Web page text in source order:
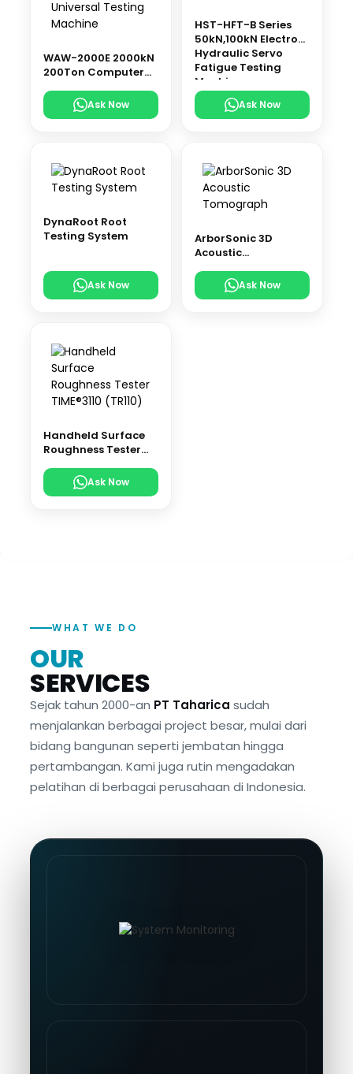
WAW-2000E 2000kN
200Ton Computer
Hydraulic Servo
Universal Testing
Ask Now
HST-HFT-B Series
50kN,100kN Electro-
Hydraulic Servo
Fatigue Testing
Machine
Ask Now
DynaRoot Root
Testing System
Ask Now
ArborSonic 3D
Acoustic
Ask Now
Handheld Surface
Roughness Tester
Ask Now
WHAT WE DO
OUR
SERVICES
Sejak tahun 2000-an PT Taharica sudah
menjalankan berbagai project besar, mulai dari
bidang bangunan seperti jembatan hingga
pertambangan. Kami juga rutin mengadakan
pelatihan di berbagai perusahaan di Indonesia.